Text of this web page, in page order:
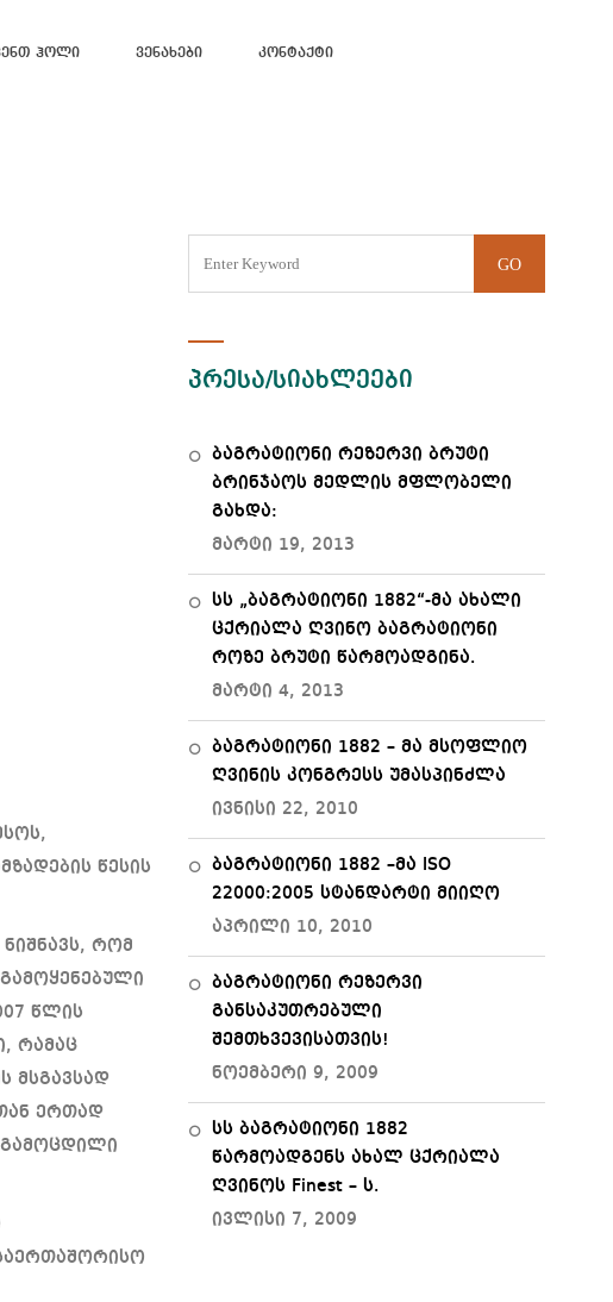
Ჰოლი Ვენახები Კონტაქტი
წესის
რომ
წლის
რამაც
მსგავსად
ერთად
გამოცდილი
პრესა/სიახლეები
ბაგრატიონი რეზერვი ბრუტი
ბრინჯაოს მედლის მფლობელი
გახდა:
მარტი 19, 2013
სს „ბაგრატიონი 1882“-მა ახალი
ცქრიალა ღვინო ბაგრატიონი
როზე ბრუტი წარმოადგინა.
მარტი 4, 2013
ბაგრატიონი 1882 – მა მსოფლიო
ღვინის კონგრესს უმასპინძლა
ივნისი 22, 2010
ბაგრატიონი 1882 –მა ISO
22000:2005 სტანდარტი მიიღო
აპრილი 10, 2010
ბაგრატიონი რეზერვი
განსაკუთრებული
შემთხვევისათვის!
ნოემბერი 9, 2009
სს ბაგრატიონი 1882
წარმოადგენს ახალ ცქრიალა
ღვინოს Finest – ს.
ივლისი 7, 2009